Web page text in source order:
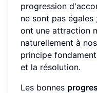
progression
ne sont pas
ont une attraction
naturellement à
principe
et la résolution.
Les bonnes